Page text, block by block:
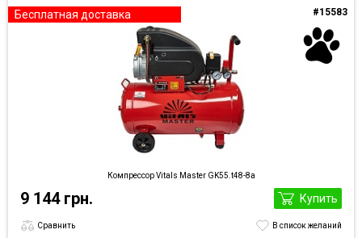
Бесплатная доставка
Компрессор Vitals Master GK55.t48-8а
#15583
9 144 грн. Купить
Сравнить В список желаний